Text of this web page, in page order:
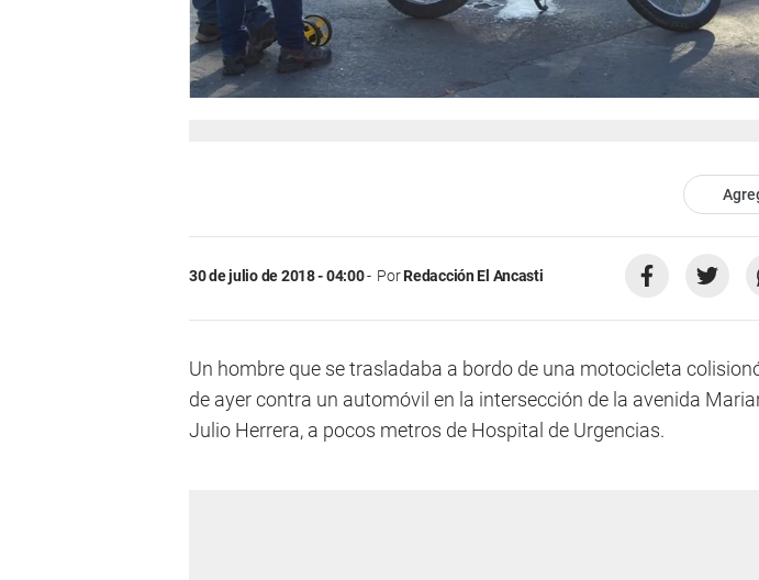
30 de julio de 2018 - 04:00 PorRedacción El Ancasti
Un hombre que se trasladaba a bordo de una motocicleta
de ayer contra un automóvil en la intersección de la avenida
Julio Herrera, a pocos metros de Hospital de Urgencias.